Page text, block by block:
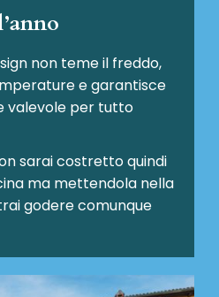
non teme il freddo,
e garantisce
valevole per tutto
sarai costretto quindi
ma mettendola nella
godere comunque